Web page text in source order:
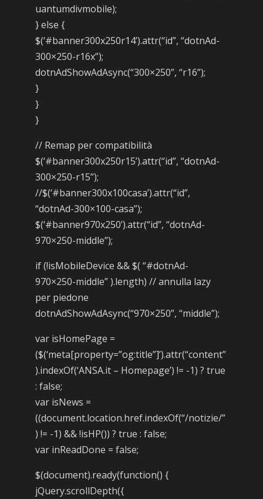
uantumdivmobile);
} else {
$(‘#banner300x250r14’).attr(“id”, “dotnAd-
300×250-r16x”);
dotnAdShowAdAsync(“300×250”, “r16”);
}
}
}
// Remap per compatibilità
$(‘#banner300x250r15’).attr(“id”, “dotnAd-
300×250-r15”);
//$(‘#banner300x100casa’).attr(“id”,
“dotnAd-300×100-casa”);
$(‘#banner970x250’).attr(“id”, “dotnAd-
970×250-middle”);
if (!isMobileDevice && $( “#dotnAd-
970×250-middle” ).length) // annulla lazy
per piedone
dotnAdShowAdAsync(“970×250”, “middle”);
var isHomePage =
($(‘meta[property=”og:title”]’).attr(“content”
).indexOf(‘ANSA.it – Homepage’) != -1) ? true
: false;
var isNews =
((document.location.href.indexOf(“/notizie/”
) != -1) && !isHP()) ? true : false;
var inReadDone = false;
$(document).ready(function() {
jQuery.scrollDepth({